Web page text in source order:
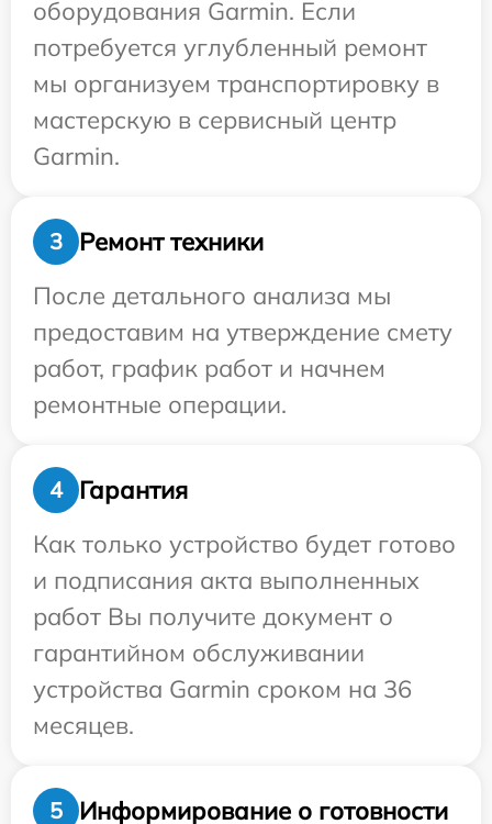
оборудования Garmin. Если
потребуется углубленный ремонт
мы организуем транспортировку в
мастерскую в сервисный центр
Garmin.
3
Ремонт техники
После детального анализа мы
предоставим на утверждение смету
работ, график работ и начнем
ремонтные операции.
4
Гарантия
Как только устройство будет готово
и подписания акта выполненных
работ Вы получите документ о
гарантийном обслуживании
устройства Garmin сроком на 36
месяцев.
5
Информирование о готовности